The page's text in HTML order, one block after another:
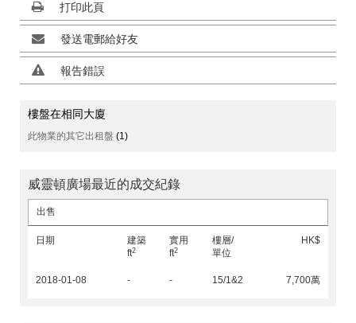
打印此頁
發送電郵給好友
報告錯誤
樓盤在相同大廈
此物業的其它出租盤 (1)
威靈頓廣場最近的成交紀錄
出售
日期
建築
ft2
實用
ft2
樓層/
單位
HK$
2018-01-08 - - 15/1&2 7,700萬